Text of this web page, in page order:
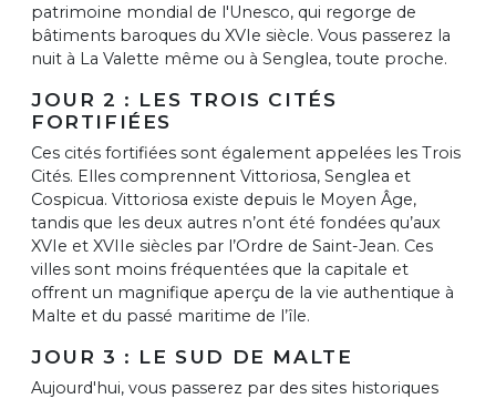
patrimoine mondial de l'Unesco, qui regorge de
bâtiments baroques du XVIe siècle. Vous passerez la
nuit à La Valette même ou à Senglea, toute proche.
JOUR 2 : LES TROIS CITÉS
FORTIFIÉES
Ces cités fortifiées sont également appelées les Trois
Cités. Elles comprennent Vittoriosa, Senglea et
Cospicua. Vittoriosa existe depuis le Moyen Âge,
tandis que les deux autres n’ont été fondées qu’aux
XVIe et XVIIe siècles par l’Ordre de Saint-Jean. Ces
villes sont moins fréquentées que la capitale et
offrent un magnifique aperçu de la vie authentique à
Malte et du passé maritime de l’île.
JOUR 3 : LE SUD DE MALTE
Aujourd'hui, vous passerez par des sites historiques